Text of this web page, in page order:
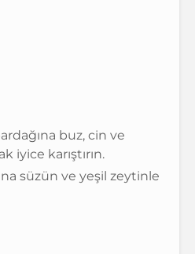
buz, cin ve
iyice karıştırın.
süzün ve yeşil zeytinle